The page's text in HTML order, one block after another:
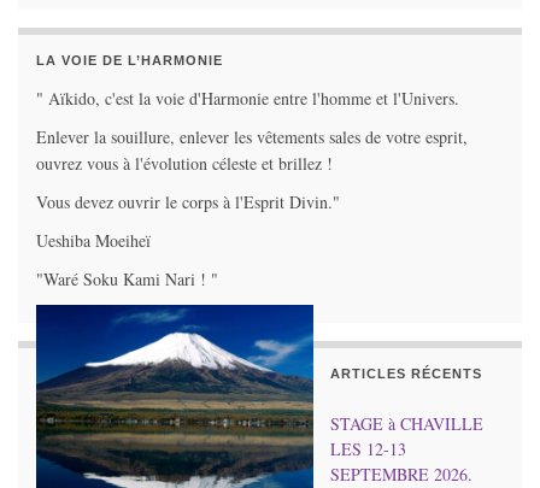
LA VOIE DE L’HARMONIE
" Aïkido, c'est la voie d'Harmonie entre l'homme et l'Univers.
Enlever la souillure, enlever les vêtements sales de votre esprit,
ouvrez vous à l'évolution céleste et brillez !
Vous devez ouvrir le corps à l'Esprit Divin."
Ueshiba Moeiheï
"Waré Soku Kami Nari ! "
ARTICLES RÉCENTS
STAGE à CHAVILLE
LES 12-13
SEPTEMBRE 2026.